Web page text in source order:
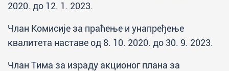
2020. до 12. 1. 2023.
Члан Комисије за праћење и унапређење
квалитета наставе од 8. 10. 2020. до 30. 9. 2023.
Члан Тима за израду акционог плана за